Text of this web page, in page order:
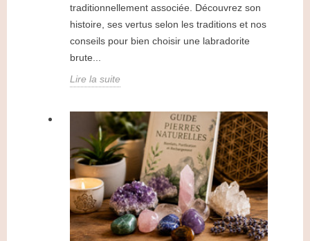
traditionnellement associée. Découvrez son
histoire, ses vertus selon les traditions et nos
conseils pour bien choisir une labradorite
brute...
Lire la suite